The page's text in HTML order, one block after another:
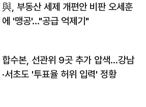
與, 부동산 세제 개편안 비판 오세훈
에 '맹공'…"공급 억제기"
합수본, 선관위 9곳 추가 압색…강남
·서초도 '투표율 허위 입력' 정황